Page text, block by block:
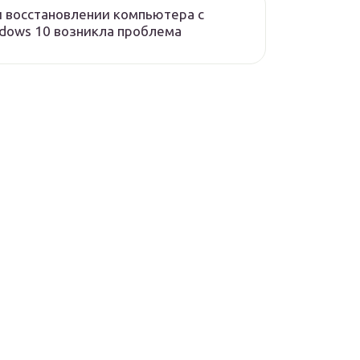
восстановлении компьютера с
10 возникла проблема